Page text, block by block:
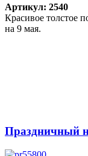
Артикул: 2540
Красивое толстое
на 9 мая.
Праздничный